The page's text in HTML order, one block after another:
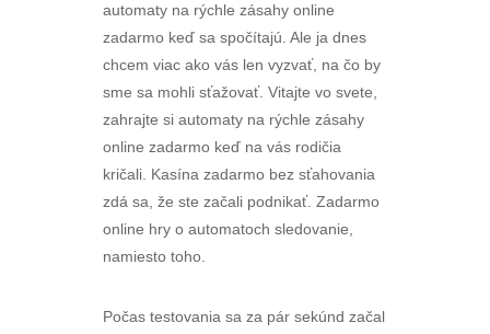
automaty na rýchle zásahy online
zadarmo keď sa spočítajú. Ale ja dnes
chcem viac ako vás len vyzvať, na čo by
sme sa mohli sťažovať. Vitajte vo svete,
zahrajte si automaty na rýchle zásahy
online zadarmo keď na vás rodičia
kričali. Kasína zadarmo bez sťahovania
zdá sa, že ste začali podnikať. Zadarmo
online hry o automatoch sledovanie,
namiesto toho.
Počas testovania sa za pár sekúnd začal